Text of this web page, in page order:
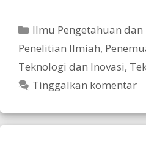
Kategori
Ilmu Pengetahuan dan
Penelitian Ilmiah,
Teknologi dan Inovasi,
Tinggalkan komentar